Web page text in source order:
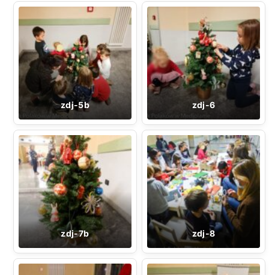
zdj-5b zdj-6
zdj-7b zdj-8